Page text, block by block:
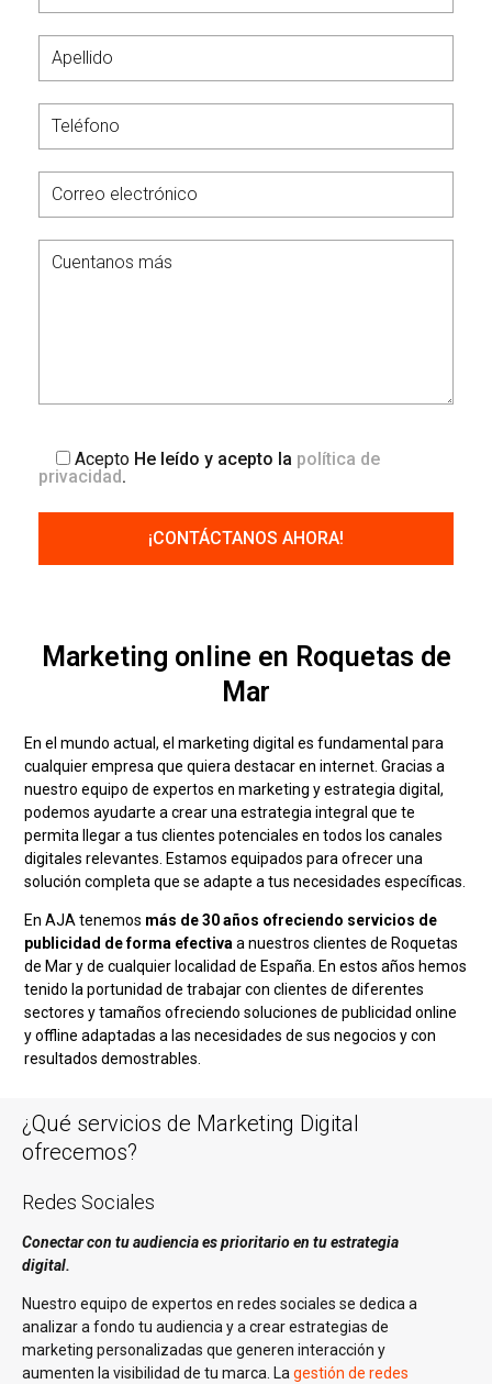
Acepto He leído y acepto la política de
privacidad .
Marketing online en Roquetas de
Mar
En el mundo actual, el marketing digital es fundamental para
cualquier empresa que quiera destacar en internet. Gracias a
nuestro equipo de expertos en marketing y estrategia digital,
podemos ayudarte a crear una estrategia integral que te
permita llegar a tus clientes potenciales en todos los canales
digitales relevantes. Estamos equipados para ofrecer una
solución completa que se adapte a tus necesidades específicas.
En AJA tenemos más de 30 años ofreciendo servicios de
publicidad de forma efectiva a nuestros clientes de Roquetas
de Mar y de cualquier localidad de España. En estos años hemos
tenido la portunidad de trabajar con clientes de diferentes
sectores y tamaños ofreciendo soluciones de publicidad online
y offline adaptadas a las necesidades de sus negocios y con
resultados demostrables.
¿Qué servicios de Marketing Digital
ofrecemos?
Redes Sociales
Conectar con tu audiencia es prioritario en tu estrategia
digital.
Nuestro equipo de expertos en redes sociales se dedica a
analizar a fondo tu audiencia y a crear estrategias de
marketing personalizadas que generen interacción y
aumenten la visibilidad de tu marca. Lagestión de redes